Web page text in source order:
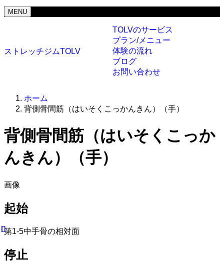
MENU
ストレッチジムTOLV
TOLVのサービス
プラン/メニュー
体験の流れ
ブログ
お問い合わせ
ホーム
背側骨間筋（はいそくこっかんきん）（手）
背側骨間筋（はいそくこっか
んきん）（手）
画像
起始
第1-5中手骨の相対面
停止